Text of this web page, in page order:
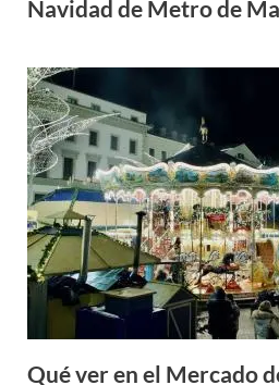
Navidad de Metro de
Qué ver en el Mercado